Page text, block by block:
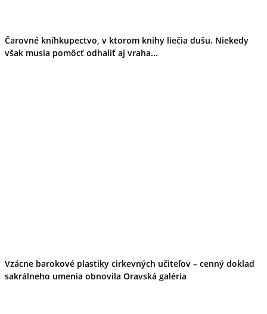
Čarovné kníhkupectvo, v ktorom knihy liečia dušu. Niekedy
však musia pomôcť odhaliť aj vraha...
Vzácne barokové plastiky cirkevných učiteľov – cenný doklad
sakrálneho umenia obnovila Oravská galéria